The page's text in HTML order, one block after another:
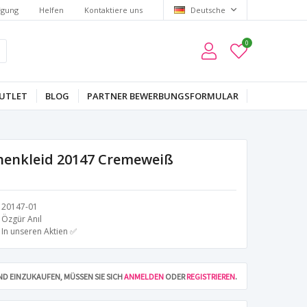
Helfen Kontaktiere uns Deutsche
0
BLOG PARTNER BEWERBUNGSFORMULAR
20147 Cremeweiß
20147-01
Özgür Anıl
In unseren Aktien ✅
EINZUKAUFEN, MÜSSEN SIE SICHANMELDENODERREGISTRIEREN.